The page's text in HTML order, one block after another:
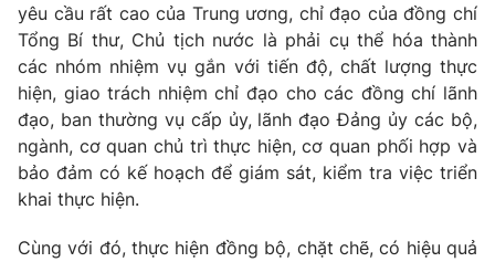
yêu cầu rất cao của Trung ương, chỉ đạo của đồng chí
Tổng Bí thư, Chủ tịch nước là phải cụ thể hóa thành
các nhóm nhiệm vụ gắn với tiến độ, chất lượng thực
hiện, giao trách nhiệm chỉ đạo cho các đồng chí lãnh
đạo, ban thường vụ cấp ủy, lãnh đạo Đảng ủy các bộ,
ngành, cơ quan chủ trì thực hiện, cơ quan phối hợp và
bảo đảm có kế hoạch để giám sát, kiểm tra việc triển
khai thực hiện.
Cùng với đó, thực hiện đồng bộ, chặt chẽ, có hiệu quả